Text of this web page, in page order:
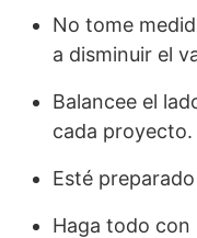
No tome
a disminuir el
Balancee el
cada proyecto.
Esté
Haga todo con